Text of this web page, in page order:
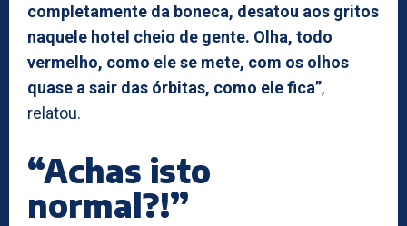
completamente da boneca, desatou aos gritos
naquele hotel cheio de gente. Olha, todo
vermelho, como ele se mete, com os olhos
quase a sair das órbitas, como ele fica”,
relatou.
“Achas isto
normal?!”